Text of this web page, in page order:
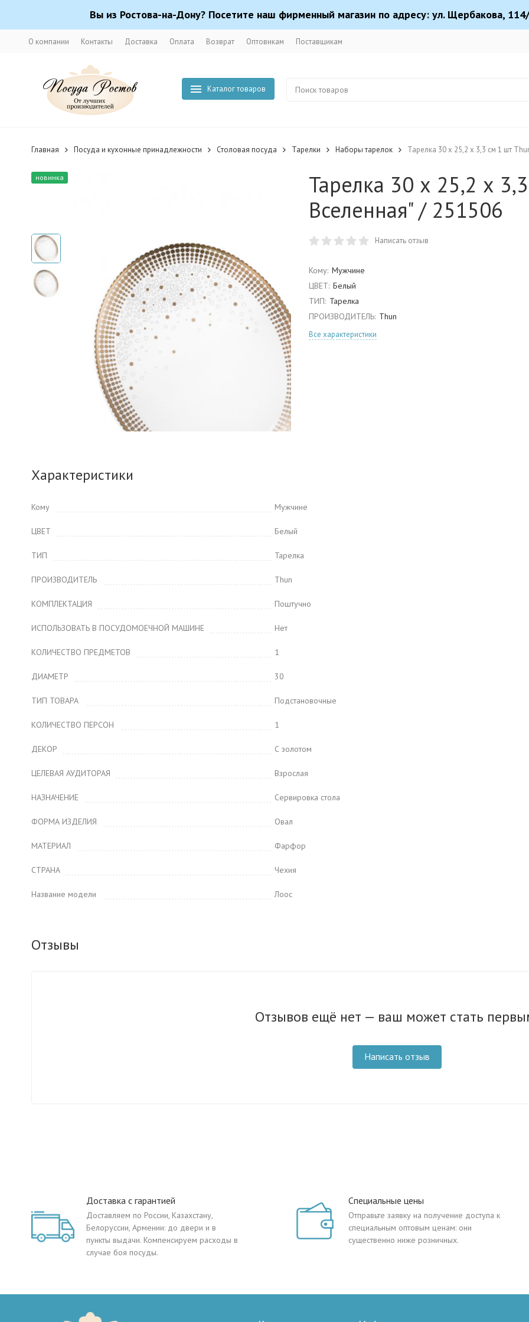
Вы из Ростова-на-Дону? Посетите наш фирменный магазин по адресу: ул. Щербакова,
О компании Контакты Доставка Оплата Возврат Оптовикам Поставщикам
Каталог товаров
Главная Посуда и кухонные принадлежности Столовая посуда Тарелки Наборы тарелок Тарелка 30 х 25,2 х 3,3 см 1 шт
новинка
Тарелка 30 х 25,2 х
Вселенная" / 251506
Написать отзыв
Кому: Мужчине
ЦВЕТ: Белый
ТИП: Тарелка
ПРОИЗВОДИТЕЛЬ: Thun
Все характеристики
Характеристики
Кому Мужчине
ЦВЕТ Белый
ТИП Тарелка
ПРОИЗВОДИТЕЛЬ Thun
КОМПЛЕКТАЦИЯ Поштучно
ИСПОЛЬЗОВАТЬ В ПОСУДОМОЕЧНОЙ МАШИНЕ Нет
КОЛИЧЕСТВО ПРЕДМЕТОВ 1
ДИАМЕТР 30
ТИП ТОВАРА Подстановочные
КОЛИЧЕСТВО ПЕРСОН 1
ДЕКОР С золотом
ЦЕЛЕВАЯ АУДИТОРАЯ Взрослая
НАЗНАЧЕНИЕ Сервировка стола
ФОРМА ИЗДЕЛИЯ Овал
МАТЕРИАЛ Фарфор
СТРАНА Чехия
Название модели Лоос
Отзывы
Отзывов ещё нет — ваш может стать
Написать отзыв
Доставка с гарантией
Доставляем по России, Казахстану,
Белоруссии, Армении: до двери и в
пункты выдачи. Компенсируем расходы в
случае боя посуды.
Специальные цены
Отправьте заявку на получение доступа к
специальным оптовым ценам: они
существенно ниже розничных.